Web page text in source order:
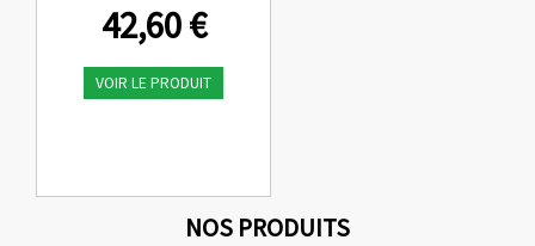
42,60 €
VOIR LE PRODUIT
NOS PRODUITS